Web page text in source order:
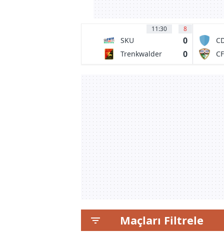
11:30 8
SKU
Amstetten
0
Trenkwalder
0
Maçları Filtrele